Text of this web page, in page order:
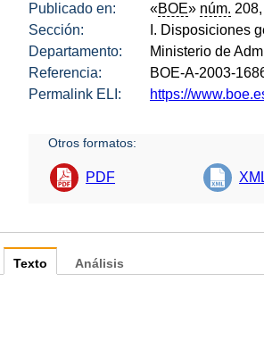
Publicado en: «BOE» núm.
Sección:
I. Disposiciones
Departamento:
Ministerio de
Referencia:
BOE-A-2003-
Permalink ELI:
https://
Otros formatos:
PDF
Texto Análisis